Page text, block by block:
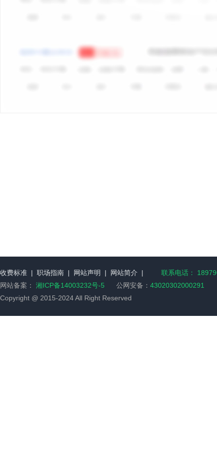
收费标准 | 职场指南 | 网站声明 | 网站简介 |
联系电话：
网站备案： 湘ICP备14003232号-5 公网安备： 43020302000291
Copyright @ 2015-2024 All Right Reserved